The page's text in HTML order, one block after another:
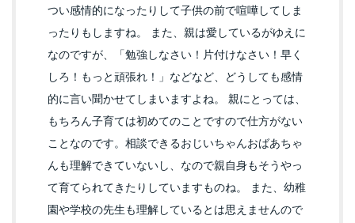
つい感情的になったりして子供の前で喧嘩してしま
ったりもしますね。 また、親は愛しているがゆえに
なのですが、「勉強しなさい！片付けなさい！早く
しろ！もっと頑張れ！」などなど、どうしても感情
的に言い聞かせてしまいますよね。 親にとっては、
もちろん子育ては初めてのことですので仕方がない
ことなのです。相談できるおじいちゃんおばあちゃ
んも理解できていないし、なので親自身もそうやっ
て育てられてきたりしていますものね。 また、幼稚
園や学校の先生も理解しているとは思えませんので